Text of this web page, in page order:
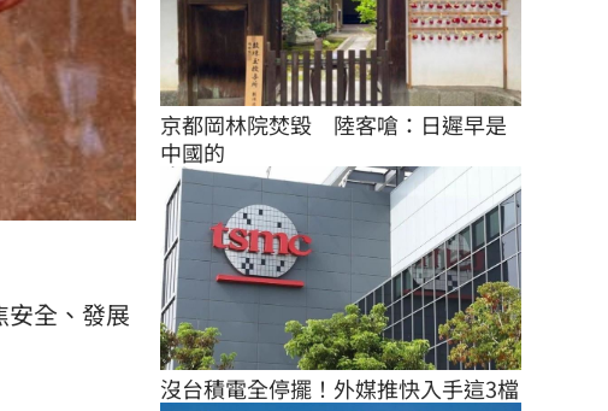
安全、發展
京都岡林院焚毀　陸客嗆：日遲早是
中國的
沒台積電全停擺！外媒推快入手這3檔